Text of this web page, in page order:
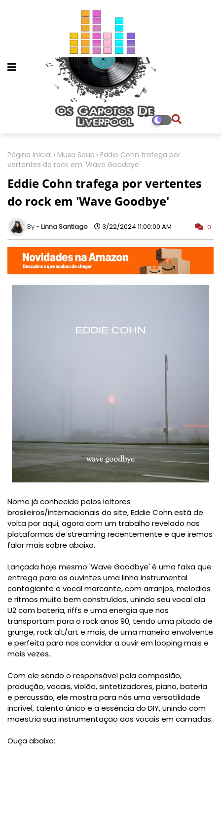
Página inicial Muso Soup
Eddie Cohn trafega por
vertentes do rock em 'Wave Goodbye'
Eddie Cohn trafega por vertentes
do rock em 'Wave Goodbye'
Linna Santiago 3/22/2024 11:00:00 AM 0
Nome já conhecido pelos leitores
brasileiros/internacionais do site, Eddie Cohn está de
volta por aqui, agora com um trabalho revelado nas
plataformas de streaming recentemente e que iremos
falar mais sobre abaixo.
Lançada hoje mesmo 'Wave Goodbye' é uma faixa que
entrega para os ouvintes uma linha instrumental
contagiante e vocal marcante, com arranjos, melodias
e ritmos muito bem construídos, unindo seu vocal ala
U2 com bateria, riffs e uma energia que nos
transportam para o rock anos 90, tendo uma pitada de
grunge, rock alt/art e mais, de uma maneira envolvente
e perfeita para nos convidar a ouvir em looping mais e
mais vezes.
Com ele sendo o responsável pela composião,
produção, vocais, violão, sintetizadores, piano, bateria
e percussão, ele mostra para nós uma versatilidade
incrível, talento único e a essência do DIY, unindo com
maestria sua instrumentação aos vocais em camadas.
Ouça abaixo: